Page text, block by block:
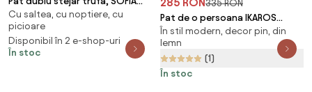
160 x 200 cm Saltele: Cu saltele
Deluxe 10 cm, Somiera pat: Fara
somiera
Cu saltea, cu noptiere, cu
picioare
Disponibil în 2 e-shop-uri
În stoc
285 RON335 RON
Pat de o persoana IKAROS
DOUBLE 90 x 200 cm,
antracit/alb Saltele: Fara
saltea, Somiera pat: Fara
somiera
În stil modern, decor pin, din
lemn
(1)
În stoc